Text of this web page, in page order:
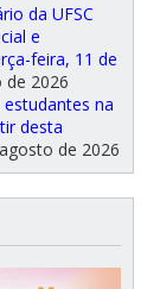
da UFSC
e
feira, 11 de
de 2026
estudantes na
desta
de 2026